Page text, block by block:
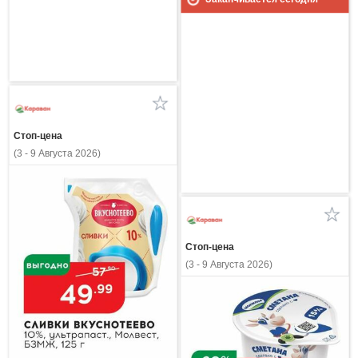
Стоп-цена
(3 - 9 Августа 2026)
Стоп-цена
(3 - 9 Августа 2026)